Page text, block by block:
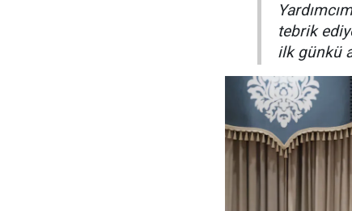
tebrik
ilk günkü